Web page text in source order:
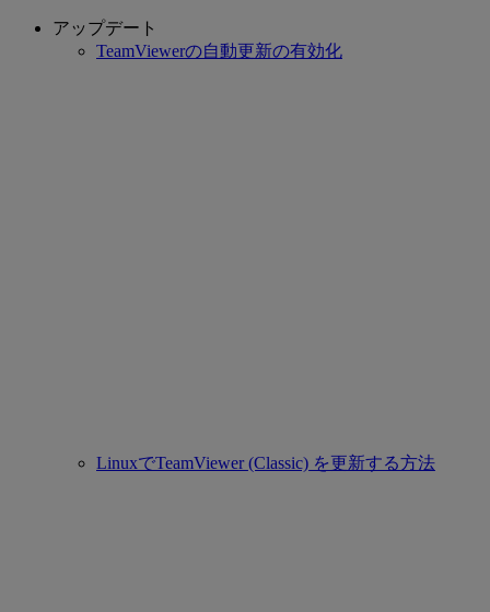
アップデート
TeamViewerの自動更新の有効化
LinuxでTeamViewer (Classic) を更新する方法